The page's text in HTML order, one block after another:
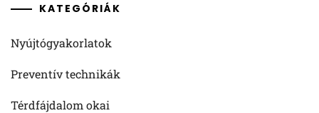
KATEGÓRIÁK
Nyújtógyakorlatok
Preventív technikák
Térdfájdalom okai